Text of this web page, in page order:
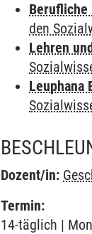
Berufliche
den
Lehren
Leuphana
Dozent/in:
Termin:
14-täglich |